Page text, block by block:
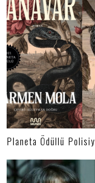
Planeta Ödüllü